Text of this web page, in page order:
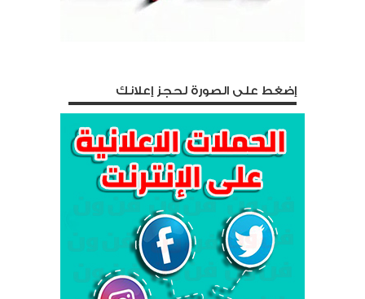
إضغط على الصورة لحجز إعلانك